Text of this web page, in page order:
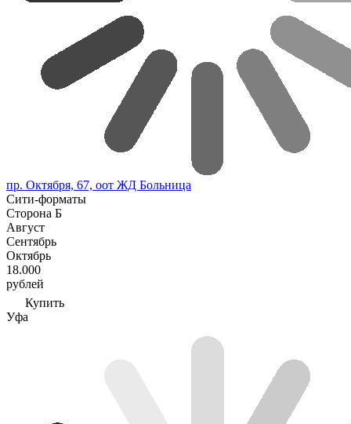
пр. Октября, 67, оот ЖД Больница
Сити-форматы
Сторона Б
Август
Сентябрь
Октябрь
18.000
рублей
Купить
Уфа